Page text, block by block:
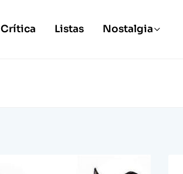
Crítica Listas Nostalgia